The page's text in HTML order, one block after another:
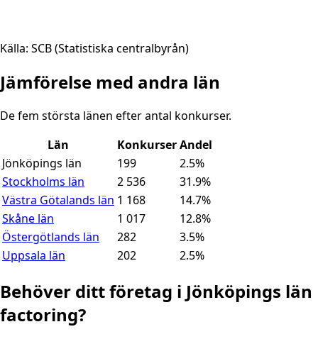
Källa: SCB (Statistiska centralbyrån)
Jämförelse med andra län
De fem största länen efter antal konkurser.
Län
KonkurserAndel
Jönköpings län
199 2.5%
Stockholms län
2 536 31.9%
Västra Götalands län 1 168 14.7%
Skåne län
1 017 12.8%
Östergötlands län
282 3.5%
Uppsala län
202 2.5%
Behöver ditt företag i Jönköpings län
factoring?